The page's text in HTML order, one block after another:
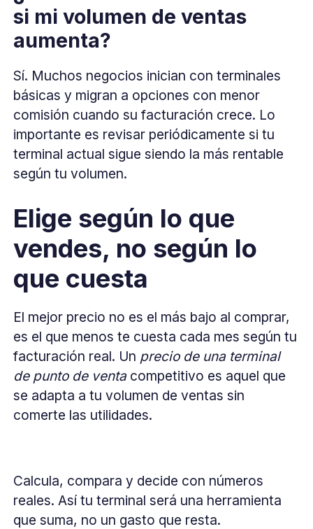
si mi volumen de ventas
aumenta?
Sí. Muchos negocios inician con terminales
básicas y migran a opciones con menor
comisión cuando su facturación crece. Lo
importante es revisar periódicamente si tu
terminal actual sigue siendo la más rentable
según tu volumen.
Elige según lo que
vendes, no según lo
que cuesta
El mejor precio no es el más bajo al comprar,
es el que menos te cuesta cada mes según tu
facturación real. Un precio de una terminal
de punto de venta competitivo es aquel que
se adapta a tu volumen de ventas sin
comerte las utilidades.
Calcula, compara y decide con números
reales. Así tu terminal será una herramienta
que suma, no un gasto que resta.